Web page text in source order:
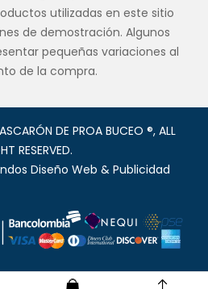
utilizadas en este sitio
de demostración. Algunos
pequeñas variaciones al
de la compra.
DE PROA BUCEO ®, ALL
RESERVED.
Diseño Web & Publicidad